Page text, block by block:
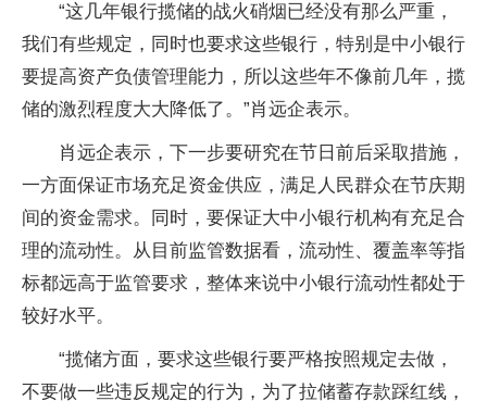
“这几年银行揽储的战火硝烟已经没有那么严重，
我们有些规定，同时也要求这些银行，特别是中小银行
要提高资产负债管理能力，所以这些年不像前几年，揽
储的激烈程度大大降低了。”肖远企表示。
肖远企表示，下一步要研究在节日前后采取措施，
一方面保证市场充足资金供应，满足人民群众在节庆期
间的资金需求。同时，要保证大中小银行机构有充足合
理的流动性。从目前监管数据看，流动性、覆盖率等指
标都远高于监管要求，整体来说中小银行流动性都处于
较好水平。
“揽储方面，要求这些银行要严格按照规定去做，
不要做一些违反规定的行为，为了拉储蓄存款踩红线，